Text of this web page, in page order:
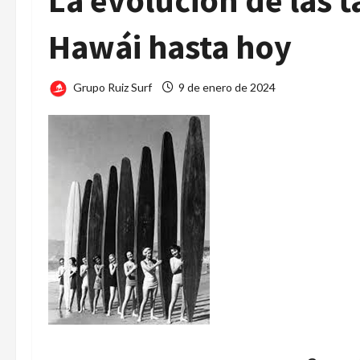
Hawái hasta hoy
Grupo Ruiz Surf 9 de enero de 2024